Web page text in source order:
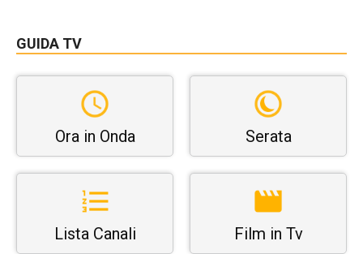
GUIDA TV
Ora in Onda Serata
Lista Canali Film in Tv